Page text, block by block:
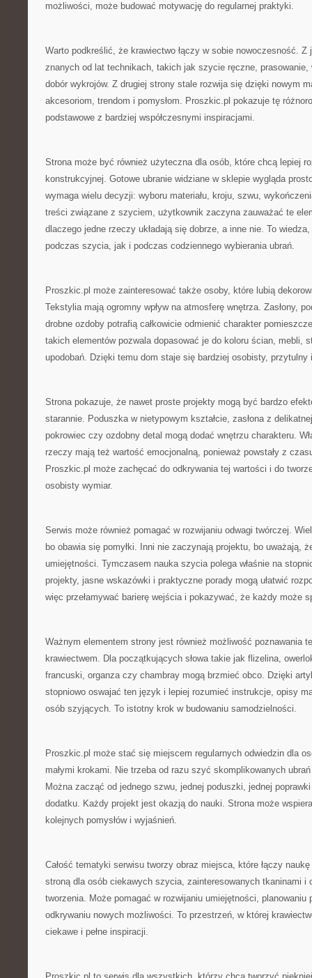
możliwości, może budować motywację do regularnej praktyki.
Warto podkreślić, że krawiectwo łączy w sobie nowoczesność. Z
znanych od lat technikach, takich jak szycie ręczne,
dobór wykrojów. Z drugiej strony stale rozwija się dzięki nowym
akcesoriom, trendom i pomysłom. Proszkic.pl pokazuje tę
podstawowe z bardziej współczesnymi inspiracjami.
Strona może być również użyteczna dla osób, które chcą lepiej
konstrukcyjnej. Gotowe ubranie widziane w sklepie wygląda
wymaga wielu decyzji: wyboru materiału, kroju, szwu,
treści związane z szyciem, użytkownik zaczyna zauważać te
dlaczego jedne rzeczy układają się dobrze, a inne nie. To
podczas szycia, jak i podczas codziennego wybierania ubrań.
Proszkic.pl może zainteresować także osoby, które lubią
Tekstylia mają ogromny wpływ na atmosferę wnętrza. Zasłony,
drobne ozdoby potrafią całkowicie odmienić charakter
takich elementów pozwala dopasować je do koloru ścian, mebli,
upodobań. Dzięki temu dom staje się bardziej osobisty, przytulny
Strona pokazuje, że nawet proste projekty mogą być bardzo
starannie. Poduszka w nietypowym kształcie, zasłona z
pokrowiec czy ozdobny detal mogą dodać wnętrzu charakteru.
rzeczy mają też wartość emocjonalną, ponieważ powstały z
Proszkic.pl może zachęcać do odkrywania tej wartości i do
osobisty wymiar.
Serwis może również pomagać w rozwijaniu odwagi twórczej.
bo obawia się pomyłki. Inni nie zaczynają projektu, bo uważają,
umiejętności. Tymczasem nauka szycia polega właśnie na
projekty, jasne wskazówki i praktyczne porady mogą ułatwić
więc przełamywać barierę wejścia i pokazywać, że każdy może
Ważnym elementem strony jest również możliwość poznawania
krawiectwem. Dla początkujących słowa takie jak flizelina,
francuski, organza czy chambray mogą brzmieć obco. Dzięki
stopniowo oswajać ten język i lepiej rozumieć instrukcje, opisy
osób szyjących. To istotny krok w budowaniu samodzielności.
Proszkic.pl może stać się miejscem regularnych odwiedzin dla
małymi krokami. Nie trzeba od razu szyć skomplikowanych
Można zacząć od jednego szwu, jednej poduszki, jednej
dodatku. Każdy projekt jest okazją do nauki. Strona może
kolejnych pomysłów i wyjaśnień.
Całość tematyki serwisu tworzy obraz miejsca, które łączy
stroną dla osób ciekawych szycia, zainteresowanych tkaninami i
tworzenia. Może pomagać w rozwijaniu umiejętności, planowaniu
odkrywaniu nowych możliwości. To przestrzeń, w której
ciekawe i pełne inspiracji.